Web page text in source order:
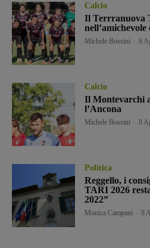
Calcio
Il Terrranuova
nell’amichevole
Michele Bossini 8
Calcio
Il Montevarchi
l’Ancona
Michele Bossini 8
Politica
Reggello, i
TARI 2026
2022”
Monica Campani 8